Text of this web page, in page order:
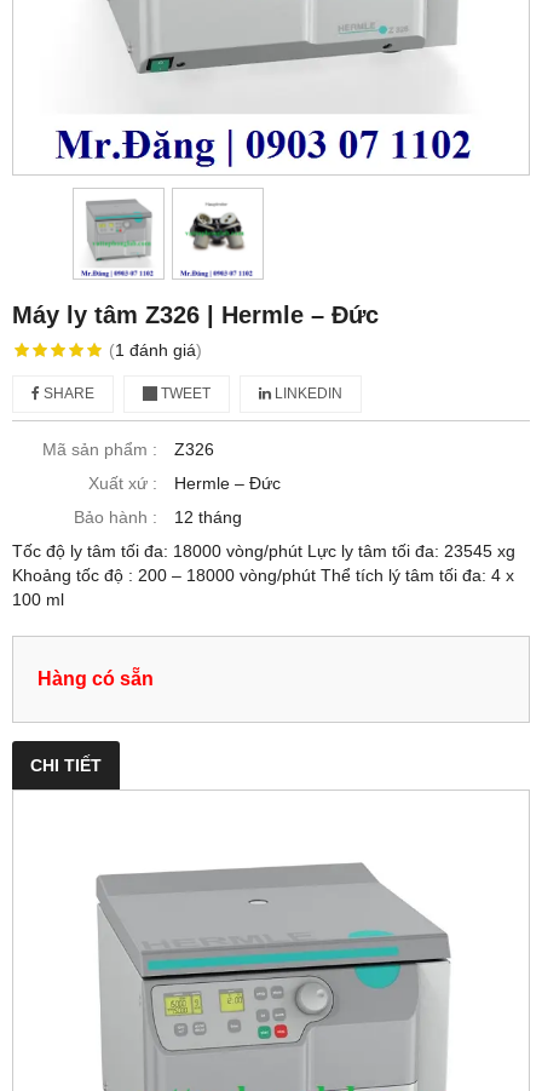
Máy ly tâm Z326 | Hermle – Đức
(1 đánh giá)
SHARE TWEET LINKEDIN
Mã sản phẩm :
Z326
Xuất xứ :
Hermle – Đức
Bảo hành :
12 tháng
Tốc độ ly tâm tối đa: 18000 vòng/phút Lực ly tâm tối đa: 23545 xg
Khoảng tốc độ : 200 – 18000 vòng/phút Thể tích lý tâm tối đa: 4 x
100 ml
Hàng có sẵn
CHI TIẾT